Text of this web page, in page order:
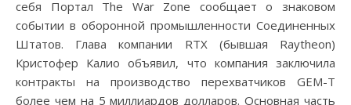
себя Портал The War Zone сообщает о знаковом
событии в оборонной промышленности Соединенных
Штатов. Глава компании RTX (бывшая Raytheon)
Кристофер Калио объявил, что компания заключила
контракты на производство перехватчиков GEM-T
более чем на 5 миллиардов долларов. Основная часть